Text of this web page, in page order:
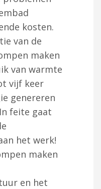
kosten.
van de
maken
van warmte
vijf keer
genereren
feite gaat
het werk!
maken
en het